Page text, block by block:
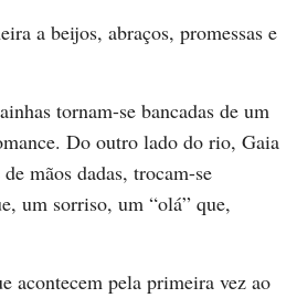
a beijos, abraços, promessas e
tornam-se bancadas de um
Do outro lado do rio, Gaia
mãos dadas, trocam-se
um sorriso, um “olá” que,
acontecem pela primeira vez ao